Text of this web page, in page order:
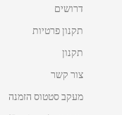
דרושים
תקנון פרטיות
תקנון
צור קשר
מעקב סטטוס הזמנה